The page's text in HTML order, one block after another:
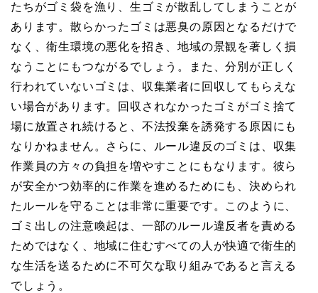
たちがゴミ袋を漁り、生ゴミが散乱してしまうことが
あります。散らかったゴミは悪臭の原因となるだけで
なく、衛生環境の悪化を招き、地域の景観を著しく損
なうことにもつながるでしょう。また、分別が正しく
行われていないゴミは、収集業者に回収してもらえな
い場合があります。回収されなかったゴミがゴミ捨て
場に放置され続けると、不法投棄を誘発する原因にも
なりかねません。さらに、ルール違反のゴミは、収集
作業員の方々の負担を増やすことにもなります。彼ら
が安全かつ効率的に作業を進めるためにも、決められ
たルールを守ることは非常に重要です。このように、
ゴミ出しの注意喚起は、一部のルール違反者を責める
ためではなく、地域に住むすべての人が快適で衛生的
な生活を送るために不可欠な取り組みであると言える
でしょう。